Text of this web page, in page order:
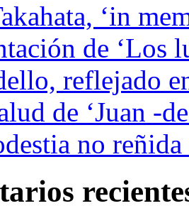
‘in
de ‘Los
reflejado
de ‘Juan -
no